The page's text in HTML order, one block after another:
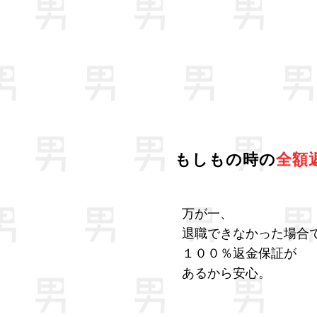
もしもの時の全額
万が一、
退職できなかった場合
１００％返金保証が
あるから安心。